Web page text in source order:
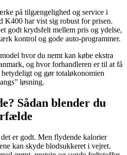
på tilgængelighed og service i
K400 har vist sig robust for prisen.
godt krydsfelt mellem pris og ydelse,
kontrol og gode auto-programmer.
hvor du nemt kan købe ekstra
og hvor forhandleren er til at få
og gør totaløkonomien
løsning.
Sådan blender du
er godt. Men flydende kalorier
kan skyde blodsukkeret i vejret.